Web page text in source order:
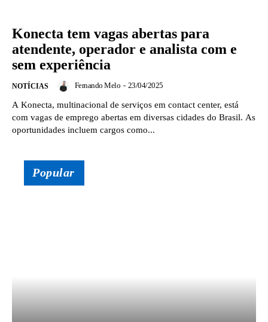
Konecta tem vagas abertas para
atendente, operador e analista com e
sem experiência
NOTÍCIAS Fernando Melo - 23/04/2025
A Konecta, multinacional de serviços em contact center, está
com vagas de emprego abertas em diversas cidades do Brasil. As
oportunidades incluem cargos como...
Popular